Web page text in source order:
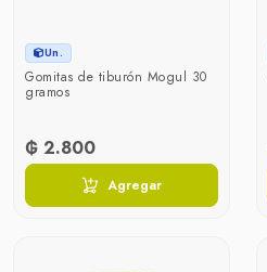
Un.
Gomitas de tiburón Mogul 30
gramos
₲ 2.800
Agregar